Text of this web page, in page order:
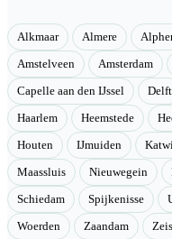
Alkmaar Almere
Amstelveen Amsterdam
Capelle aan den IJssel Delft
Haarlem Heemstede
Houten IJmuiden
Maassluis Nieuwegein
Schiedam Spijkenisse
Woerden Zaandam